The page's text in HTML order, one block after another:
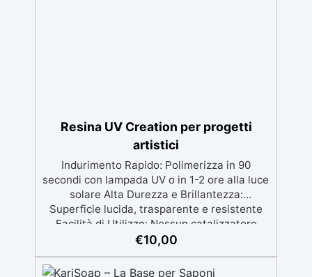
Resina UV Creation per progetti
artistici
Indurimento Rapido: Polimerizza in 90
secondi con lampada UV o in 1-2 ore alla luce
solare Alta Durezza e Brillantezza:
Superficie lucida, trasparente e resistente
Facilità di Utilizzo: Nessun catalizzatore
richiesto, applicala e indurisce subito
decorazioni personalizzate Nuova Formula:
€10,00